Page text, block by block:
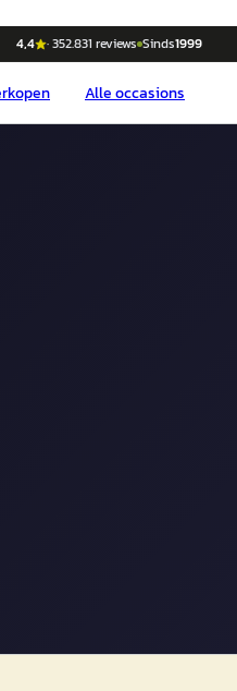
4,4 ·352.831 reviews Sinds1999
Alle occasions